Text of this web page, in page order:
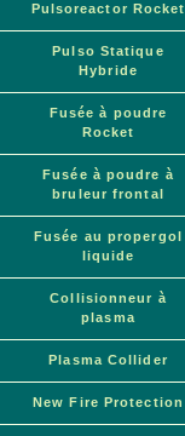
Pulsoreactor Rocket
Pulso Statique
Hybride
Fusée à poudre
Rocket
Fusée à poudre à
bruleur frontal
Fusée au propergol
liquide
Collisionneur à
plasma
Plasma Collider
New Fire Protection